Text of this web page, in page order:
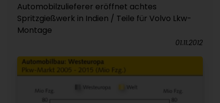
Automobilzulieferer eröffnet achtes
Spritzgießwerk in Indien / Teile für Volvo Lkw-
Montage
01.11.2012